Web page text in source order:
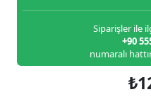
Siparişler ile
+90
numaralı